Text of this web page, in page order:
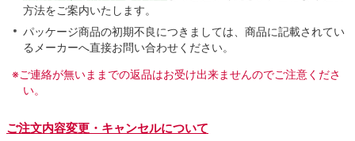
方法をご案内いたします。
パッケージ商品の初期不良につきましては、商品に記載されてい
るメーカーへ直接お問い合わせください。
※ご連絡が無いままでの返品はお受け出来ませんのでご注意くださ
い。
ご注文内容変更・キャンセルについて